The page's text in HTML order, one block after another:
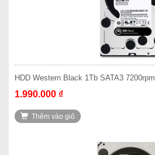
HDD Western Black 1Tb SATA3 7200rpm
1.990.000 ₫
Thêm vào giỏ